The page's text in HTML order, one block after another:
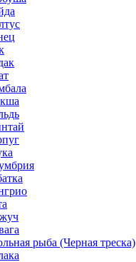
рыба (Черная треска)